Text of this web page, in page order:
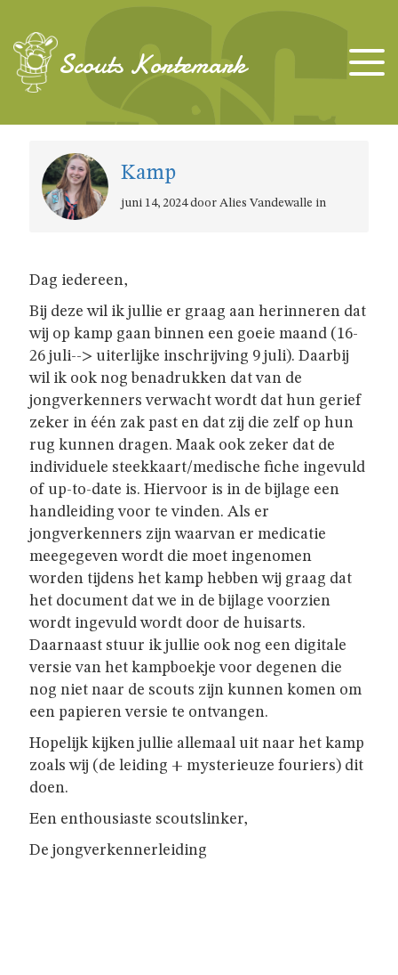
Scouts Kortemark
TAKKEN
KABOUTERS
WELPEN
JONGGIDSEN
JONGVERKENNERS
GIVERS
JINS
AKABE
INSCHRIJVEN
ONZE
GROEP
JAARTHEMA
Kamp
juni 14, 2024 door Alies Vandewalle in
Dag iedereen,
Bij deze wil ik jullie er graag aan herinneren dat
wij op kamp gaan binnen een goeie maand (16-
26 juli--> uiterlijke inschrijving 9 juli). Daarbij
wil ik ook nog benadrukken dat van de
jongverkenners verwacht wordt dat hun gerief
zeker in één zak past en dat zij die zelf op hun
rug kunnen dragen. Maak ook zeker dat de
individuele steekkaart/medische fiche ingevuld
of up-to-date is. Hiervoor is in de bijlage een
handleiding voor te vinden. Als er
jongverkenners zijn waarvan er medicatie
meegegeven wordt die moet ingenomen
worden tijdens het kamp hebben wij graag dat
het document dat we in de bijlage voorzien
wordt ingevuld wordt door de huisarts.
Daarnaast stuur ik jullie ook nog een digitale
versie van het kampboekje voor degenen die
nog niet naar de scouts zijn kunnen komen om
een papieren versie te ontvangen.
Hopelijk kijken jullie allemaal uit naar het kamp
zoals wij (de leiding + mysterieuze fouriers) dit
doen.
Een enthousiaste scoutslinker,
De jongverkennerleiding